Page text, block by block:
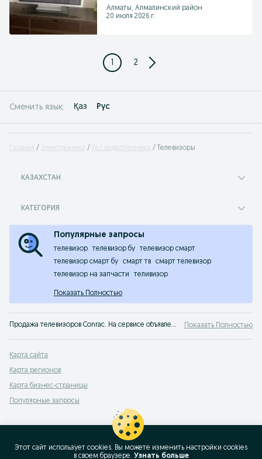
Алматы, Алмалинский район
20 июля 2026 г.
1 2
Сменить язык: Қаз Рус
Главная Электроника Тв / видеотехника Телевизоры
КАЗАХСТАН
КАТЕГОРИЯ
Популярные запросы
телевизор телевизор бу
телевизор смарт
телевизор смарт бу
смарт тв
смарт телевизор
телевизор на запчасти
теливизор
Показать Полностью
Продажа телевизоров Conrac. На сервисе объявлений OLX Казахстан легко и быстро можно купить телевизор Conrac б/у. Покупай лучшие телевизоры на OLX! Показать Полностью
Карта сайта
Карта регионов
Карта бизнес-страницы
Популярные запросы
Этот сайт использует cookies. Вы можете изменить настройки cookies
в своeм браузере. Узнать больше